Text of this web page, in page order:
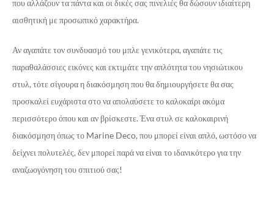
που αλλάζουν τα πάντα και οι δικές σας πινελιές θα δώσουν ιδιαίτερη
αισθητική με προσωπικό χαρακτήρα.
Αν αγαπάτε τον συνδυασμό του μπλε γενικότερα, αγαπάτε τις
παραθαλάσσιες εικόνες και εκτιμάτε την απλότητα του νησιώτικου
στυλ, τότε σίγουρα η διακόσμηση που θα δημιουργήσετε θα σας
προσκαλεί ευχάριστα στο να απολαύσετε το καλοκαίρι ακόμα
περισσότερο όπου και αν βρίσκεστε. Ένα στυλ σε καλοκαιρινή
διακόσμηση όπως το Marine Deco, που μπορεί είναι απλό, ωστόσο να
δείχνει πολυτελές, δεν μπορεί παρά να είναι το ιδανικότερο για την
αναζωογόνηση του σπιτιού σας!